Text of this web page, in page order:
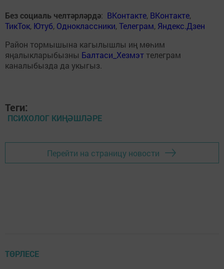
Без социаль челтәрләрдә: ВКонтакте, ВКонтакте,
ТикТок, Ютуб, Одноклассники,Телеграм, Яндекс.Дзен
Район тормышына кагылышлы иң мөһим
яңалыкларыбызны Балтаси_Хезмэт телеграм
каналыбызда да укыгыз.
Теги:
ПСИХОЛОГ КИҢӘШЛӘРЕ
Перейти на страницу новости
ТӨРЛЕСЕ